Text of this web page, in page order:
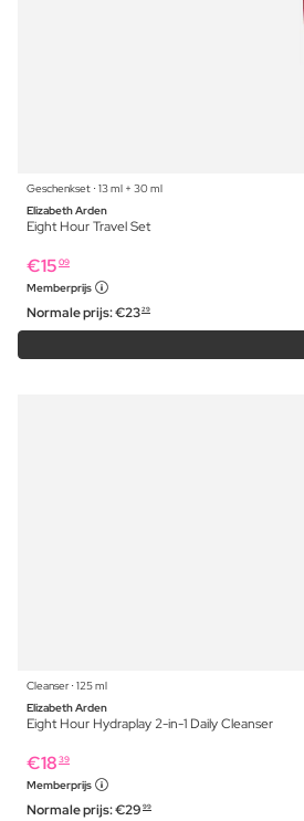
Geschenkset ⋅ 13 ml + 30 ml
Elizabeth Arden
Eight Hour Travel Set
€15 09
Memberprijs
Normale prijs:€2329
Cleanser ⋅ 125 ml
Elizabeth Arden
Eight Hour Hydraplay 2-in-1 Daily Cleanser
€18 39
Memberprijs
Normale prijs:€29 99